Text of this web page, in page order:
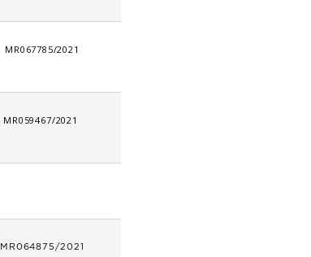
MR067785/2021
MR059467/2021
MR064875/2021